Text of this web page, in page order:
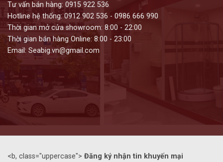
Tư vấn bán hàng: 0915 922 536
Hotline hệ thống: 0912 902 536 - 0986 666 990
Thời gian mở cửa showroom: 8:00 - 22:00
Thời gian bán hàng Online: 8:00 - 23:00
Email: Seabig.vn@gmail.com
<b, class="uppercase"> Đăng ký nhận tin khuyến mại